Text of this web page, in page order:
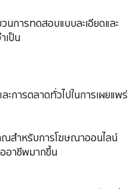
การทดสอบแบบละเอียดและ
เป็น
ะการตลาดทั่วไปในการเผยแพร่
สำหรับการโฆษณาออนไลน์
อาชีพมากขึ้น